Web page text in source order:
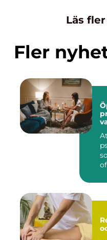
Läs
Fler